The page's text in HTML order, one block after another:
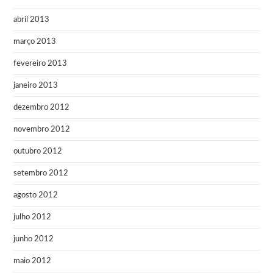
abril 2013
março 2013
fevereiro 2013
janeiro 2013
dezembro 2012
novembro 2012
outubro 2012
setembro 2012
agosto 2012
julho 2012
junho 2012
maio 2012